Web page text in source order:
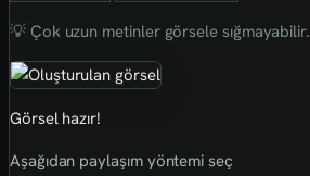
💡 Çok uzun metinler görsele sığmayabilir.
Görsel hazır!
Aşağıdan paylaşım yöntemi seç